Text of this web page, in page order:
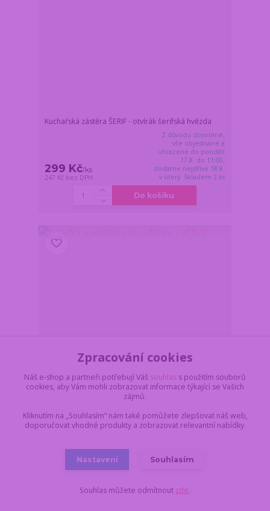
Kuchařská zástěra ŠERIF - otvírák šerifská hvězda
299 Kč/ks
247 Kč bez DPH
Z důvodu dovolené,
vše objednané a
uhrazené do pondělí
17.8. do 11:00,
dodáme nejdříve 18.8.
v úterý. Skladem 2 ks
Do košíku
Solnička a pepřenka pro včelaře - VČELY
199 Kč
17.8. do 11:00,
Do košíku
Zpracování cookies
Náš e-shop a partneři potřebují Váš souhlas s použitím souborů
cookies, aby Vám mohli zobrazovat informace týkající se Vašich
zájmů.
Kliknutím na „Souhlasím“ nám také pomůžete zlepšovat náš web,
doporučovat vhodné produkty a zobrazovat relevantní nabídky.
Nastavení Souhlasím
Souhlas můžete odmítnout zde.